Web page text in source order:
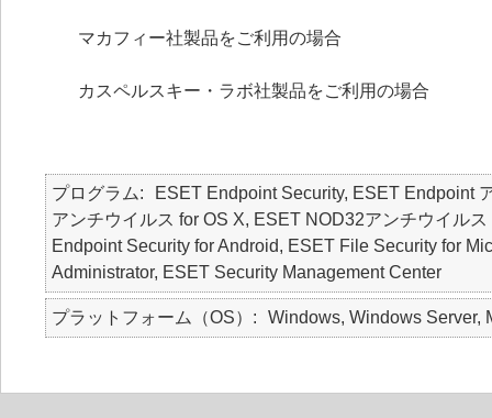
マカフィー社製品をご利用の場合
カスペルスキー・ラボ社製品をご利用の場合
プログラム
ESET Endpoint Security, ESET Endpoint
アンチウイルス for OS X, ESET NOD32アンチウイル
Endpoint Security for Android, ESET File Security for
Administrator, ESET Security Management Center
プラットフォーム（OS） Windows, Windows Server,